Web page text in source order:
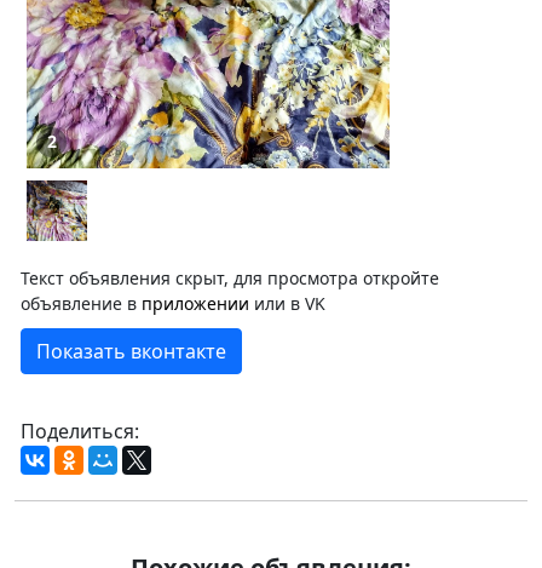
2
Текст объявления скрыт, для просмотра откройте
объявление в приложении или в VK
Показать вконтакте
Поделиться: